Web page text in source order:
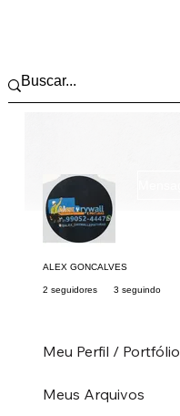
ALEX GONCALVES
2 seguidores 3 seguindo
Meu Perfil / Portfólio
Meus Arquivos